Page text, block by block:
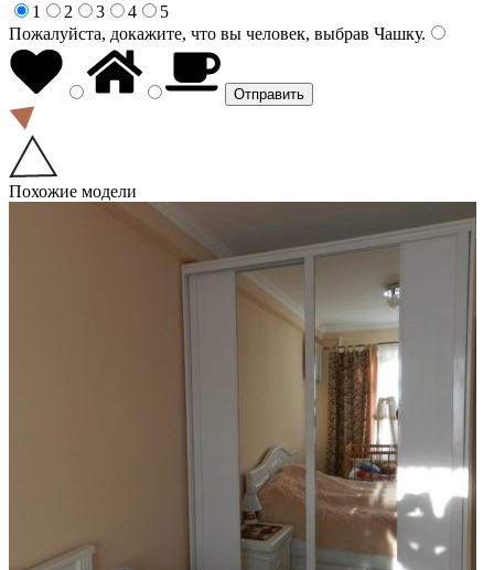
1
2 3 4
5
Пожалуйста, докажите, что вы человек, выбрав Чашку.
Похожие модели